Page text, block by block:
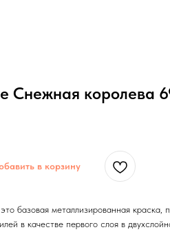
Снежная королева
в корзину
базовая металлизированная краска,
в качестве первого слоя в